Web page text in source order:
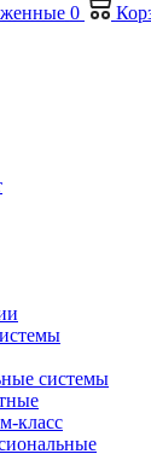
0
системы
класс